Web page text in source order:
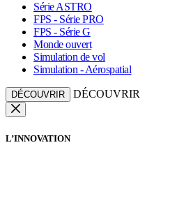
Série ASTRO
FPS - Série PRO
FPS - Série G
Monde ouvert
Simulation de vol
Simulation - Aérospatial
DÉCOUVRIR DÉCOUVRIR
L’INNOVATION